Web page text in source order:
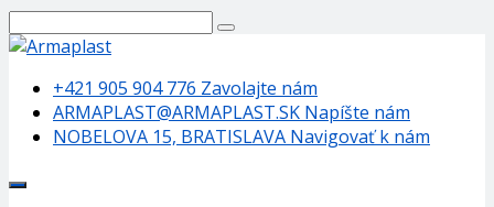
+421 905 904 776 Zavolajte nám
ARMAPLAST@ARMAPLAST.SK Napíšte nám
NOBELOVA 15, BRATISLAVA Navigovať k nám